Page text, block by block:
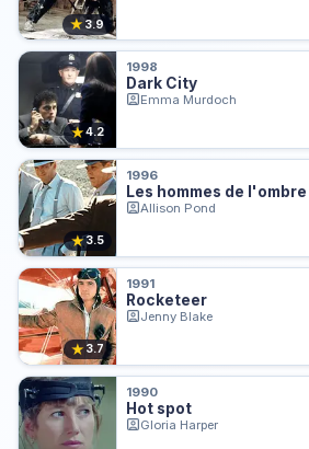
★ 3.9
★4.2
1998
Dark City
Emma Murdoch
★3.5
1996
Les hommes de l'ombre
Allison Pond
★ 3.7
1991
Rocketeer
Jenny Blake
1990
Hot spot
Gloria Harper